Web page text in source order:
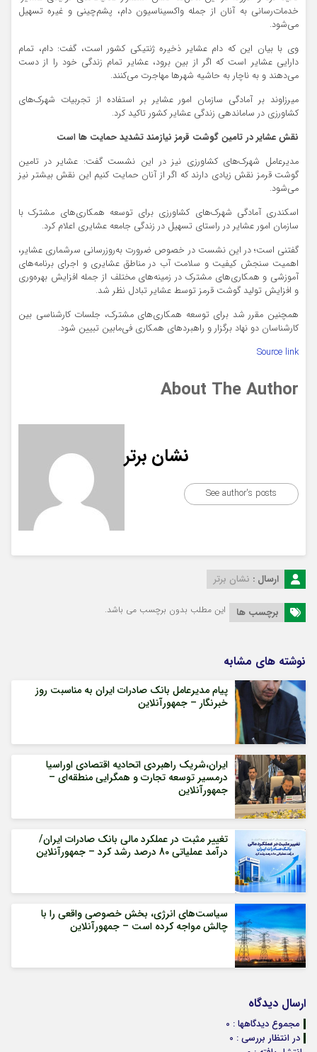
خدمات‌رسانی به آنان از جمله واکسیناسیون دام، پشم‌چینی و غیره تسهیل
می‌شود.
وی با بیان این که دام عشایر ذخیره ژنتیکی کشور است، گفت: دام، تمام
دارایی عشایر است که اگر از بین برود، عشایر تمام زندگی خود را از دست
می‌دهند و به ناچار به حاشیه شهرها مهاجرت می‌کنند.
میرزاوند بر آمادگی سازمان امور عشایر بر استفاده از تجربیات شهرک‌های
کشاورزی در ساماندهی زندگی عشایر کشور تاکید کرد.
نقش عشایر در تامین گوشت قرمز نیازمند تشدید حمایت ها است
مدیرعامل شهرک‌های کشاورزی نیز در این نشست گفت: عشایر در تامین
گوشت قرمز نقش زیادی دارند که اگر از آنان حمایت کنیم این نقش بیشتر نیز
می‌شود.
اسکندری آمادگی شهرک‌های کشاورزی برای توسعه همکاری‌های مشترک با
سازمان امور عشایر در راستای تسهیل در زندگی جامعه عشایری اعلام کرد.
گفتنی است؛ در این نشست در خصوص ضرورت به‌روزرسانی سرشماری عشایر،
اهمیت سنجش کیفیت و سلامت آب در مناطق عشایری و اجرای برنامه‌های
آموزشی و همکاری‌های مشترک در زمینه‌های مختلف از جمله افزایش بهره‌وری
و افزایش تولید گوشت قرمز توسط عشایر تبادل نظر شد.
همچنین مقرر شد برای توسعه همکاری‌های مشترک، جلسات کارشناسی بین
کارشناسان دو نهاد برگزار و راهبردهای همکاری فی‌مابین تبیین شود.
Source link
About The Author
نشان برتر
See author's posts
ارسال : نشان برتر
برچسب ها این مطلب بدون برچسب می باشد.
نوشته های مشابه
پیام مدیرعامل بانک صادرات ایران به مناسبت روز
خبرنگار – جمهورآنلاین
ایران،شریک راهبردی اتحادیه اقتصادی اوراسیا
درمسیر توسعه تجارت و همگرایی منطقه‌ای –
جمهورآنلاین
تغییر مثبت در عملکرد مالی بانک صادرات ایران/
درآمد عملیاتی 80 درصد رشد کرد – جمهورآنلاین
سیاست‌های انرژی، بخش خصوصی واقعی را با
چالش مواجه کرده است – جمهورآنلاین
ارسال دیدگاه
مجموع دیدگاهها : 0
در انتظار بررسی : 0